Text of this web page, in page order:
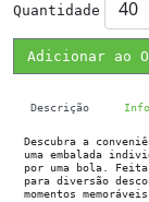
Quantidade
Adicionar ao
Descrição
Descubra a
uma embalada
por uma bola.
para diversão
momentos